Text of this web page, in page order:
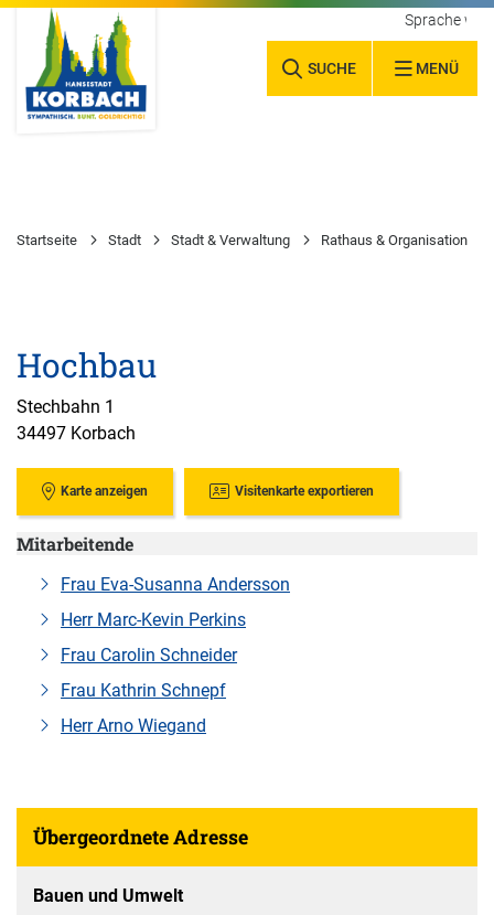
SUCHE MENÜ
Sprache
Startseite Stadt Stadt & Verwaltung Rathaus & Organisation
Hochbau
Stechbahn 1
34497 Korbach
Karte anzeigen Visitenkarte exportieren
Mitarbeitende
Frau Eva-Susanna Andersson
Herr Marc-Kevin Perkins
Frau Carolin Schneider
Frau Kathrin Schnepf
Herr Arno Wiegand
Übergeordnete Adresse
Bauen und Umwelt